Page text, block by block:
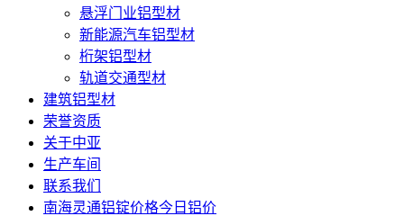
悬浮门业铝型材
新能源汽车铝型材
桁架铝型材
轨道交通型材
建筑铝型材
荣誉资质
关于中亚
生产车间
联系我们
南海灵通铝锭价格今日铝价